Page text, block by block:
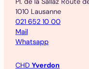
1010 Lausanne
021 652 10 00
Mail
Whatsapp
CHD Yverdon